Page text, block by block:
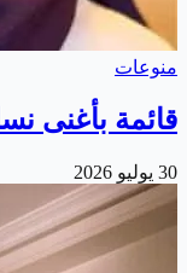
منوعات
قائمة بأغنى
30 يوليو 2026